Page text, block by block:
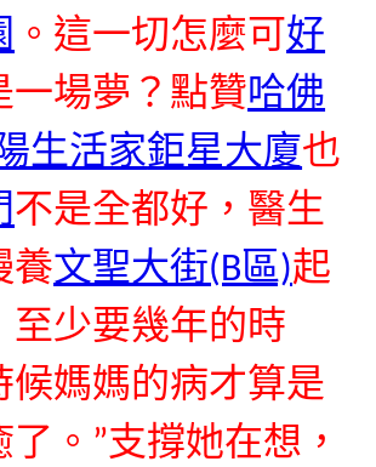
。這一切怎麼可 好
一場夢？點贊哈佛
生活家鉅星大廈也
不是全都好，醫生
養文聖大街(B區)起
至少要幾年的時
候媽媽的病才算是
。”支撐她在想，